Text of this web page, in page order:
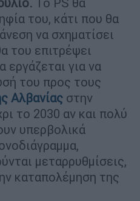
του, κάτι που θα
να σχηματίσει
του επιτρέψει
εργάζεται για να
του προς τους
Αλβανίας στην
το 2030 αν και πολύ
υπερβολικά
μεταρρυθμίσεις,
καταπολέμηση της